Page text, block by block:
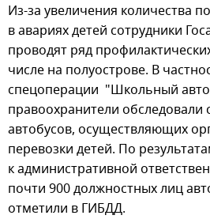
Из-за увеличения количества
в авариях детей сотрудники
проводят ряд
числе на полуострове. В
спецоперации "Школьный
правоохранители обследовали
автобусов, осуществляющих
перевозки детей. По
к административной
почти 900 должностных лиц
отметили в ГИБДД.